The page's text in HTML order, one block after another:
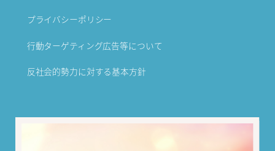
プライバシーポリシー
行動ターゲティング広告等について
反社会的勢力に対する基本方針